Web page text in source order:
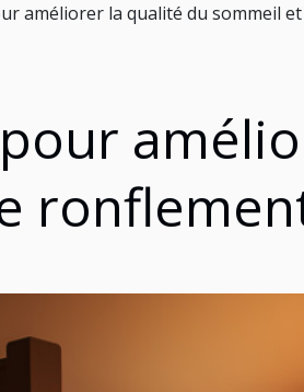
améliorer la qualité du sommeil